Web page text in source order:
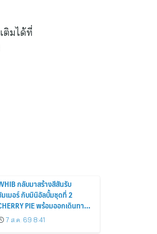
ติมได้ที่
กลับมาสร้างสีสันรับ
เมอร์ กับมินิอัลบั้มชุดที่ 2
PIE พร้อมออกเดินทาง
หาสีสันที่เป็นตัวตนที่เป็น
เอกลักษณ์ของตัวเอง
7 ส.ค. 69 8:41